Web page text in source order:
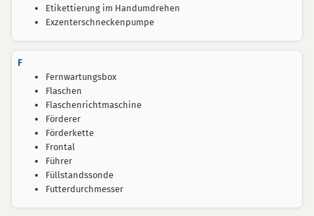
Etikettierung im Handumdrehen
Exzenterschneckenpumpe
F
Fernwartungsbox
Flaschen
Flaschenrichtmaschine
Förderer
Förderkette
Frontal
Führer
Füllstandssonde
Futterdurchmesser